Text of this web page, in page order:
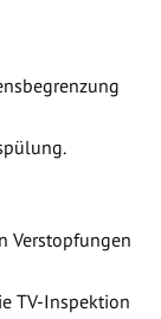
Verstopfungen
TV-Inspektion